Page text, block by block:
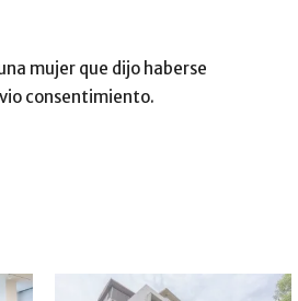
mujer que dijo haberse
consentimiento.